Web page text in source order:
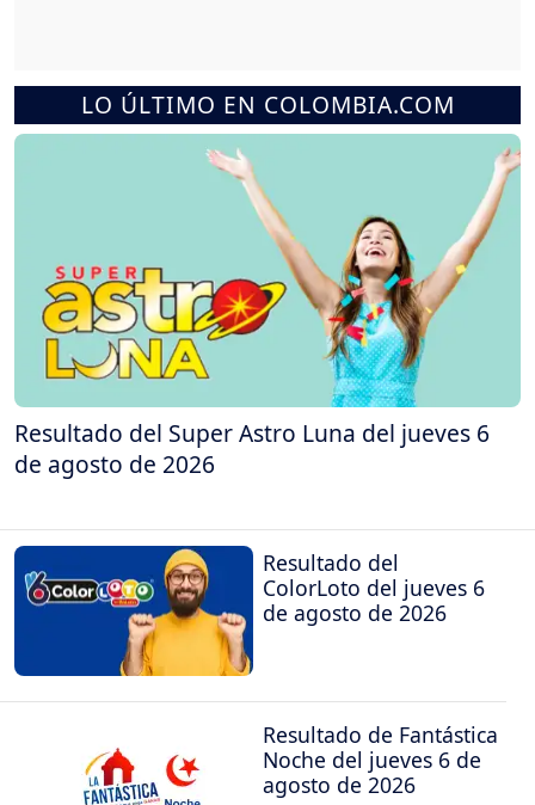
LO ÚLTIMO EN COLOMBIA.COM
Resultado del Super Astro Luna del jueves 6
de agosto de 2026
Resultado del
ColorLoto del jueves 6
de agosto de 2026
Resultado de Fantástica
Noche del jueves 6 de
agosto de 2026